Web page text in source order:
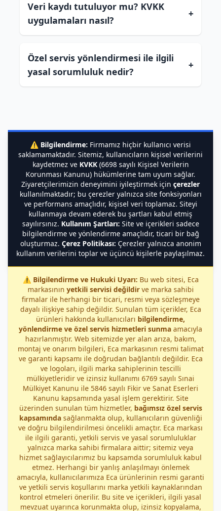
Veri kaydı tutuluyor mu? KVKK
uygulamaları nasıl?
+
Özel servis yönlendirmesi ile ilgili
yasal sorumluluk nedir?
+
⚠️ Bilgilendirme: Firmamız hiçbir kullanıcı verisi
saklamamaktadır. Sitemiz, kullanıcıların kişisel verilerini
kaydetmez ve KVKK(6698 sayılı Kişisel Verilerin
Korunması Kanunu) hükümlerine tam uyum sağlar.
Ziyaretçilerimizin deneyimini iyileştirmek için çerezler
kullanılmaktadır; bu çerezler yalnızca site fonksiyonları
ve performans amaçlıdır, kişisel veri toplamaz. Siteyi
kullanmaya devam ederek bu şartları kabul etmiş
sayılırsınız. Kullanım Şartları: Site ve içerikleri sadece
bilgilendirme ve yönlendirme amaçlıdır, ticari bir bağ
oluşturmaz. Çerez Politikası: Çerezler yalnızca anonim
kullanım verilerini toplar ve üçüncü kişilerle paylaşılmaz.
⚠️ Bilgilendirme ve Hukuki Uyarı: Bu web sitesi, Eca
markasının yetkili servisi değildirve marka sahibi
firmalar ile herhangi bir ticari, resmi veya sözleşmeye
dayalı ilişkiye sahip değildir. Sunulan tüm içerikler, Eca
ürünleri hakkında kullanıcıları bilgilendirme,
yönlendirme ve özel servis hizmetleri sunma amacıyla
hazırlanmıştır. Web sitemizde yer alan arıza, bakım,
montaj ve onarım bilgileri, Eca markasının resmi talimat
ve garanti kapsamı ile doğrudan bağlantılı değildir. Eca
ve logoları, ilgili marka sahiplerinin tescilli
mülkiyetleridir ve izinsiz kullanımı 6769 sayılı Sınai
Mülkiyet Kanunu ile 5846 sayılı Fikir ve Sanat Eserleri
Kanunu kapsamında yasal işlem gerektirir. Site
üzerinden sunulan tüm hizmetler, bağımsız özel servis
kapsamındasağlanmakta olup, kullanıcıların güvenliği
ve doğru bilgilendirilmesi öncelikli amaçtır. Eca markası
ile ilgili garanti, yetkili servis ve yasal sorumluluklar
yalnızca marka sahibi firmalara aittir; sitemiz veya
hizmet sağlayıcılarımız bu kapsamda sorumluluk kabul
etmez. Herhangi bir yanlış anlaşılmayı önlemek
amacıyla, kullanıcılarımıza Eca ürünlerinin resmi garanti
ve yetkili servis koşullarını marka yetkili kaynaklarından
kontrol etmeleri önerilir. Bu site ve içerikleri, ilgili yasal
mevzuat uyarınca korunmakta olup, izinsiz kopyalama,